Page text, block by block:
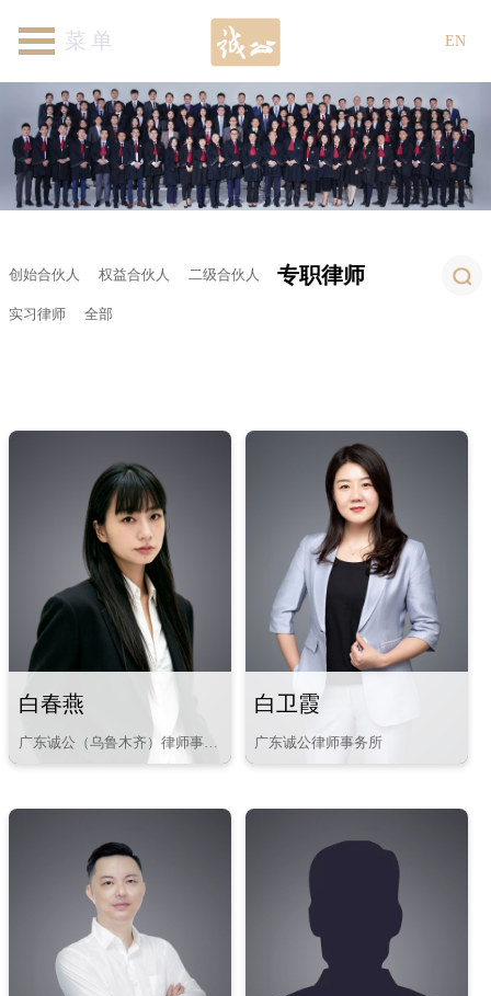
首页
关于我们
律师团队
专业领域
新闻资讯
各地机构
加入我们
联系我们 EN
创始合伙人 权益合伙人 二级合伙人 专职律师
实习律师 全部
白春燕
广东诚公（乌鲁木齐）律师事务
白卫霞
广东诚公律师事务所
纠纷、劳资纠纷、知识产权